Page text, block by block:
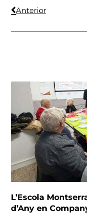
Anterior
L’Escola
d’Any en